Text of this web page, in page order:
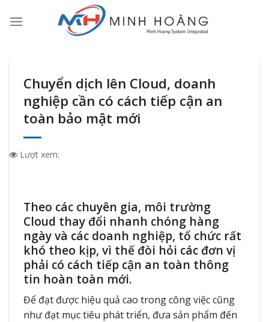
Chuyển dịch lên Cloud, doanh
nghiệp cần có cách tiếp cận an
toàn bảo mật mới
Lượt xem:
Theo các chuyên gia, môi trường
Cloud thay đổi nhanh chóng hàng
ngày và các doanh nghiệp, tổ chức rất
khó theo kịp, vì thế đòi hỏi các đơn vị
phải có cách tiếp cận an toàn thông
tin hoàn toàn mới.
Để đạt được hiệu quả cao trong công việc cũng
như đạt mục tiêu phát triển, đưa sản phẩm đến